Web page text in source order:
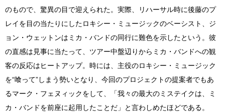
のもので、驚異の目で迎えられた。実際、リハーサル時に後藤のプ
レイを目の当たりにしたロキシー・ミュージックのベーシスト、ジ
ョン・ウェットンはミカ・バンドの同行に難色を示したという。彼
の直感は見事に当たって、ツアー中盤辺りからミカ・バンドへの観
客の反応はヒートアップ。時には、主役のロキシー・ミュージック
を“喰って”しまう勢いとなり、今回のプロジェクトの提案者でもあ
るマーク・フェヌィックをして、「我々の最大のミステイクは、ミ
カ・バンドを前座に起用したことだ」と言わしめたほどである。